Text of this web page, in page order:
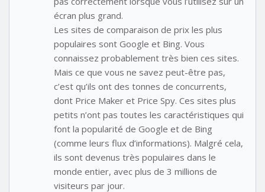
écran plus grand.
Les sites de comparaison de prix les plus
populaires sont Google et Bing. Vous
connaissez probablement très bien ces sites.
Mais ce que vous ne savez peut-être pas,
c’est qu’ils ont des tonnes de concurrents,
dont Price Maker et Price Spy. Ces sites plus
petits n’ont pas toutes les caractéristiques qui
font la popularité de Google et de Bing
(comme leurs flux d’informations). Malgré cela,
ils sont devenus très populaires dans le
monde entier, avec plus de 3 millions de
visiteurs par jour.